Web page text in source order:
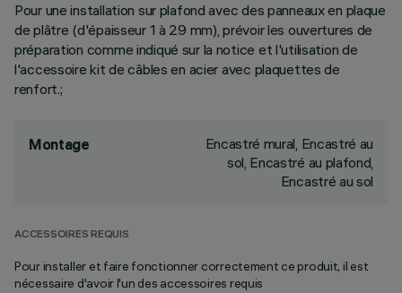
Pour une installation sur plafond avec des panneaux en plaque
de plâtre (d'épaisseur 1 à 29 mm), prévoir les ouvertures de
préparation comme indiqué sur la notice et l'utilisation de
l'accessoire kit de câbles en acier avec plaquettes de
renfort.;
Montage
Encastré mural, Encastré au
sol, Encastré au plafond,
Encastré au sol
ACCESSOIRES REQUIS
Pour installer et faire fonctionner correctement ce produit, il est
nécessaire d'avoir l'un des accessoires requis